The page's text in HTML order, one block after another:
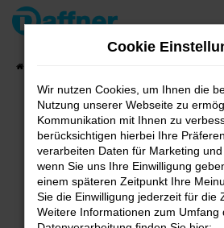
Zum
Hauptinhalt
Unsere
Cookie
Wir nutzen Cookies, um Ihnen die
Nutzung unserer Webseite zu
Kommunikation mit Ihnen zu
berücksichtigen hierbei Ihre
verarbeiten Daten für Marketing und
wenn Sie uns Ihre Einwilligung
einem späteren Zeitpunkt Ihre
Sie die Einwilligung jederzeit für die
Weitere Informationen zum Umfang